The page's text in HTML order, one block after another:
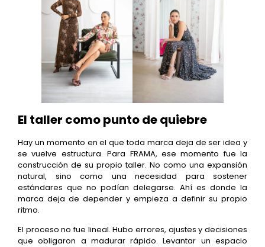
El taller como punto de quiebre
Hay un momento en el que toda marca deja de ser idea y
se vuelve estructura. Para FRAMA, ese momento fue la
construcción de su propio taller. No como una expansión
natural, sino como una necesidad para sostener
estándares que no podían delegarse. Ahí es donde la
marca deja de depender y empieza a definir su propio
ritmo.
El proceso no fue lineal. Hubo errores, ajustes y decisiones
que obligaron a madurar rápido. Levantar un espacio